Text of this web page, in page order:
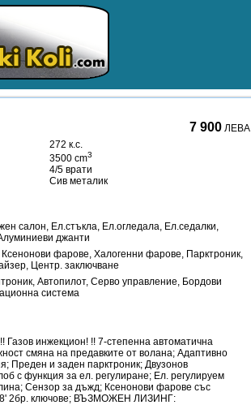
7 900 ЛЕВА
272 к.с.
3500 cm3
4/5 врати
Сив металик
салон, Ел.стъкла, Ел.огледала, Ел.седалки,
джанти
Ксенонови фарове, Халогенни фарове, Парктроник,
Центр. заключване
Автопилот, Серво управление, Бордови
система
Газов инжекцион! !! 7-степенна автоматична
смяна на предавките от волана; Адаптивно
Преден и заден парктроник; Двузонов
с функция за ел. регулиране; Ел. регулируем
Сензор за дъжд; Ксенонови фарове със
2бр. ключове; ВЪЗМОЖЕН ЛИЗИНГ: